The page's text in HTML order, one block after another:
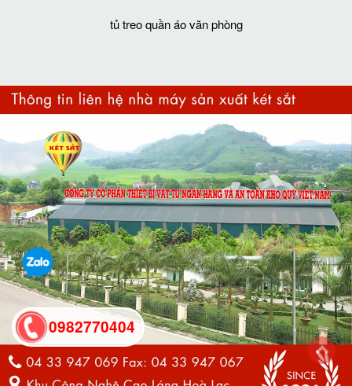
tủ treo quần áo văn phòng
0982770404
back